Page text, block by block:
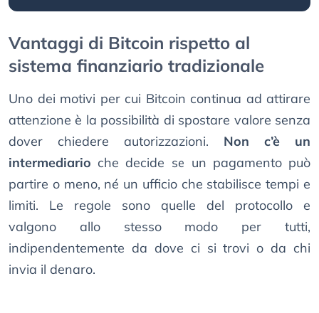
Vantaggi di Bitcoin rispetto al
sistema finanziario tradizionale
Uno dei motivi per cui Bitcoin continua ad attirare
attenzione è la possibilità di spostare valore senza
dover chiedere autorizzazioni. Non c’è un
intermediario che decide se un pagamento può
partire o meno, né un ufficio che stabilisce tempi e
limiti. Le regole sono quelle del protocollo e
valgono allo stesso modo per tutti,
indipendentemente da dove ci si trovi o da chi
invia il denaro.